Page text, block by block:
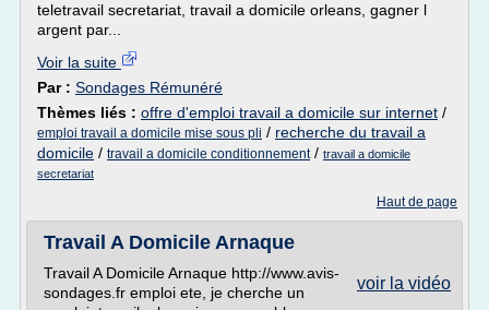
teletravail secretariat, travail a domicile orleans, gagner l
argent par...
Voir la suite
Par : Sondages Rémunéré
Thèmes liés : offre d'emploi travail a domicile sur internet /
emploi travail a domicile mise sous pli / recherche du travail a
domicile / travail a domicile conditionnement/ travail a domicile
secretariat
Haut de page
Travail A Domicile Arnaque
voir la vidéo
Travail A Domicile Arnaque http://www.avis-
sondages.fr emploi ete, je cherche un